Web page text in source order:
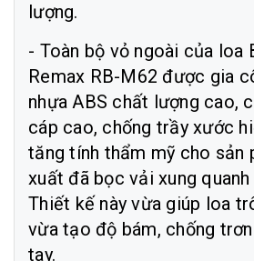
lượng.
- Toàn bộ vỏ ngoài của loa
Remax RB-M62 được gia
nhựa ABS chất lượng cao,
cáp cao, chống trầy xước
tăng tính thẩm mỹ cho sản
xuất đã bọc vải xung
Thiết kế này vừa giúp loa
vừa tạo độ bám, chống
tay.